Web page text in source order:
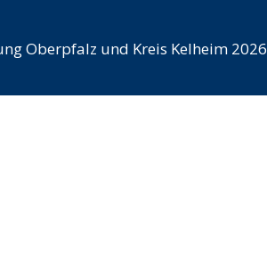
Oberpfalz und Kreis Kelheim 2026